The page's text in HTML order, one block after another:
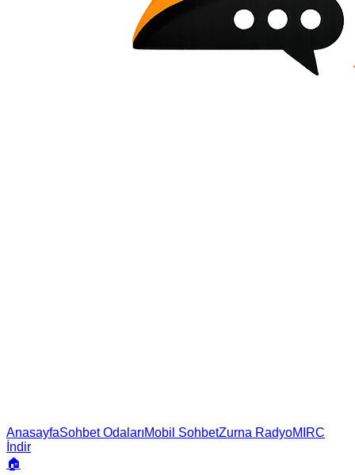
AnasayfaSohbet OdalarıMobil SohbetZurna RadyoMIRC
İndir
🏠